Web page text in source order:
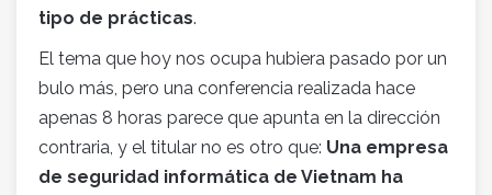
tipo de prácticas.
El tema que hoy nos ocupa hubiera pasado por un
bulo más, pero una conferencia realizada hace
apenas 8 horas parece que apunta en la dirección
contraria, y el titular no es otro que: Una empresa
de seguridad informática de Vietnam ha